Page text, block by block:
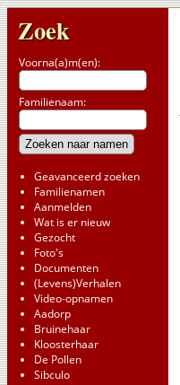
Zoek
Voorna(a)m(en):
Familienaam:
Geavanceerd zoeken
Familienamen
Aanmelden
Wat is er nieuw
Gezocht
Foto's
Documenten
(Levens)Verhalen
Video-opnamen
Aadorp
Bruinehaar
Kloosterhaar
De Pollen
Sibculo